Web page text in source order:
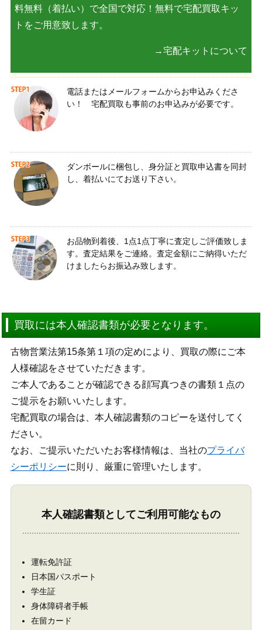
料無料（着払い）で全国で対応！無料で宅配買取キッ
トをご用意致します。
→宅配キットについて
電話またはメールフォームからお申込みくださ
い！ 宅配買取も事前のお申込みが必要です。
ダンボールに梱包し、身分証と買取申込書を同封
し、着払いにてお送り下さい。
お品物到着後、1点1点丁寧に査定しご評価致しま
す。査定結果をご連絡。査定金額にご納得いただ
けましたらお振込み致します。
買取には本人確認書類が必要となります。
古物営業法第15条第１項の定めにより、買取の際にご本
人様確認をさせていただきます。
ご本人であることが確認できる顔写真つきの書類１点の
ご提示をお願いいたします。
宅配買取の場合は、本人確認書類のコピーを送付してく
ださい。
なお、ご提示いただいたお客様情報は、当社のプライバ
シーポリシーに則り、厳重に管理いたします。
本人確認書類としてご利用可能なもの
運転免許証
日本国パスポート
学生証
身体障碍者手帳
在留カード